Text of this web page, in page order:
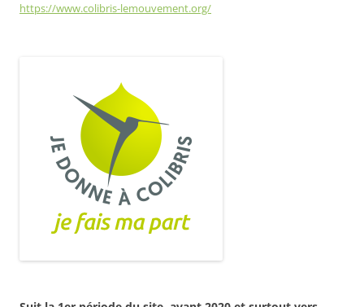
https://www.colibris-lemouvement.org/